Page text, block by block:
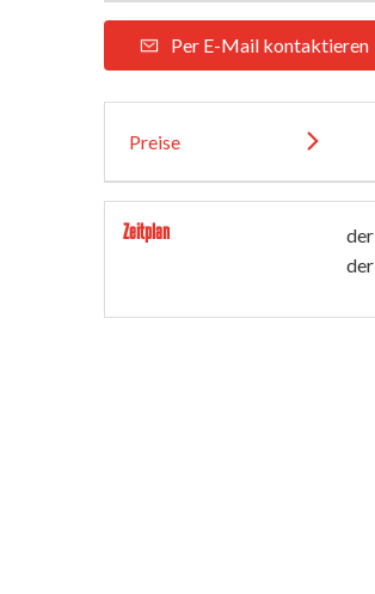
Per E-Mail kontaktieren
Preise
Zeitplan der
der